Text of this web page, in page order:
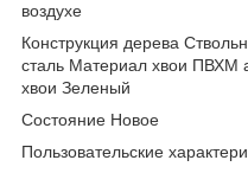
воздухе
Конструкция дерева
сталь Материал хвои ПВХМ
хвои Зеленый
Состояние Новое
Пользовательские